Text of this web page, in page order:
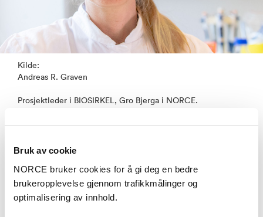
Bruk av cookie
NORCE bruker cookies for å gi deg en bedre
brukeropplevelse gjennom trafikkmålinger og
optimalisering av innhold.
Kilde:
Andreas R. Graven
Prosjektleder i BIOSIRKEL, Gro Bjerga i NORCE.
Naturen er ikke bare en modell, men også målet.
Naturen har en tålegrense, og fremtidens løsninger
må enten gi mindre klima- og miljøavtrykk enn
dagens, og aller helst nøytrale eller positive bidrag.